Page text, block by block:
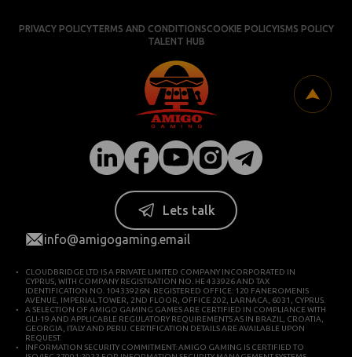
PRIVACY POLICYTERMS AND CONDITIONSCOOKIE POLICYISMS POLICY
TALENT HUB
Lets talk
info@amigogaming.email
CLOUDBRIDGE LTD IS A PRIVATE LIMITED COMPANY INCORPORATED IN
CYPRUS, WITH COMPANY REGISTRATION NO. HE 433926 AND TAX
IDENTIFICATION NO. 10433926N. REGISTERED OFFICE: 120 FANEROMENIS
AVENUE, IMPERIAL TOWER, 2ND FLOOR, OFFICE 202, LARNACA, 6031, CYPRUS.
A SELECTION OF AMIGO GAMING GAMES ARE CERTIFIED IN COMPLIANCE WITH
GLI-19 AND APPLICABLE REGULATORY REQUIREMENTS AS IN BRAZIL, CROATIA,
GEORGIA, ITALY AND PERU. CERTIFICATION DETAILS ARE AVAILABLE UPON
REQUEST.
INFORMATION SECURITY COMMITMENT: AMIGO GAMING IS CERTIFIED TO